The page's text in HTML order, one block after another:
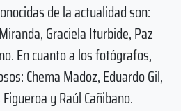
de la actualidad son:
Graciela Iturbide, Paz
En cuanto a los fotógrafos,
Chema Madoz, Eduardo Gil,
y Raúl Cañibano.